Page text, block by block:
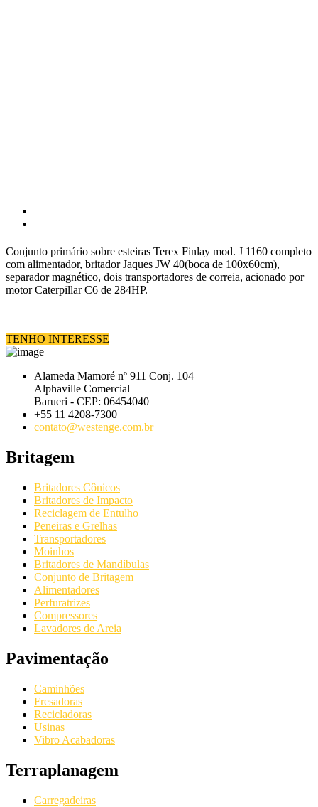
Conjunto primário sobre esteiras Terex Finlay mod. J 1160 completo
com alimentador, britador Jaques JW 40(boca de 100x60cm),
separador magnético, dois transportadores de correia, acionado por
motor Caterpillar C6 de 284HP.
TENHO INTERESSE
Alameda Mamoré nº 911 Conj. 104
Alphaville Comercial
Barueri - CEP: 06454040
+55 11 4208-7300
contato@westenge.com.br
Britagem
Britadores Cônicos
Britadores de Impacto
Reciclagem de Entulho
Peneiras e Grelhas
Transportadores
Moinhos
Britadores de Mandíbulas
Conjunto de Britagem
Alimentadores
Perfuratrizes
Compressores
Lavadores de Areia
Pavimentação
Caminhões
Fresadoras
Recicladoras
Usinas
Vibro Acabadoras
Terraplanagem
Carregadeiras